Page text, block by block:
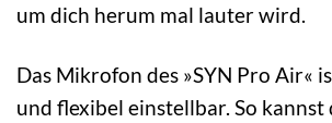
um dich herum mal lauter wird.
Das Mikrofon des »SYN Pro Air«
und flexibel einstellbar. So kannst